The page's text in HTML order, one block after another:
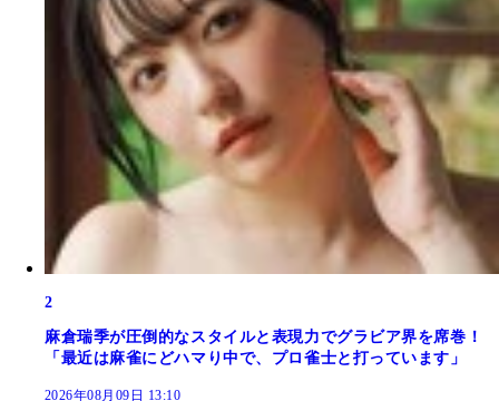
2
麻倉瑞季が圧倒的なスタイルと表現力でグラビア界を席巻！
「最近は麻雀にどハマり中で、プロ雀士と打っています」
2026年08月09日 13:10